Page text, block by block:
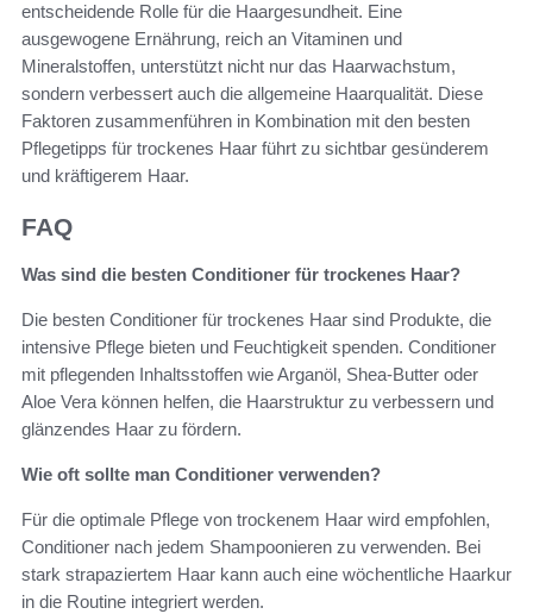
entscheidende Rolle für die Haargesundheit. Eine
ausgewogene Ernährung, reich an Vitaminen und
Mineralstoffen, unterstützt nicht nur das Haarwachstum,
sondern verbessert auch die allgemeine Haarqualität. Diese
Faktoren zusammenführen in Kombination mit den besten
Pflegetipps für trockenes Haar führt zu sichtbar gesünderem
und kräftigerem Haar.
FAQ
Was sind die besten Conditioner für trockenes Haar?
Die besten Conditioner für trockenes Haar sind Produkte, die
intensive Pflege bieten und Feuchtigkeit spenden. Conditioner
mit pflegenden Inhaltsstoffen wie Arganöl, Shea-Butter oder
Aloe Vera können helfen, die Haarstruktur zu verbessern und
glänzendes Haar zu fördern.
Wie oft sollte man Conditioner verwenden?
Für die optimale Pflege von trockenem Haar wird empfohlen,
Conditioner nach jedem Shampoonieren zu verwenden. Bei
stark strapaziertem Haar kann auch eine wöchentliche Haarkur
in die Routine integriert werden.